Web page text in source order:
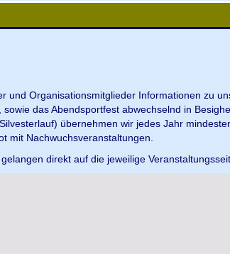
und Organisationsmitglieder Informationen zu
das Abendsportfest abwechselnd in
übernehmen wir jedes Jahr
mit Nachwuchsveranstaltungen.
direkt auf die jeweilige